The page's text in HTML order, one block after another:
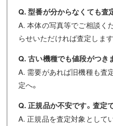
Q. 型番が分からなくても査
A. 本体の写真等でご相談く
らせいただければ査定します
Q. 古い機種でも値段がつき
A. 需要があれば旧機種も査
定へ。
Q. 正規品か不安です。査定
A. 正規品を査定対象として